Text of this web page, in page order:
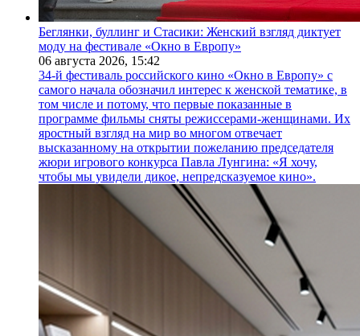
Беглянки, буллинг и Стасики: Женский взгляд диктует
моду на фестивале «Окно в Европу»
06 августа 2026, 15:42
34-й фестиваль российского кино «Окно в Европу» с
самого начала обозначил интерес к женской тематике, в
том числе и потому, что первые показанные в
программе фильмы сняты режиссерами-женщинами. Их
яростный взгляд на мир во многом отвечает
высказанному на открытии пожеланию председателя
жюри игрового конкурса Павла Лунгина: «Я хочу,
чтобы мы увидели дикое, непредсказуемое кино».